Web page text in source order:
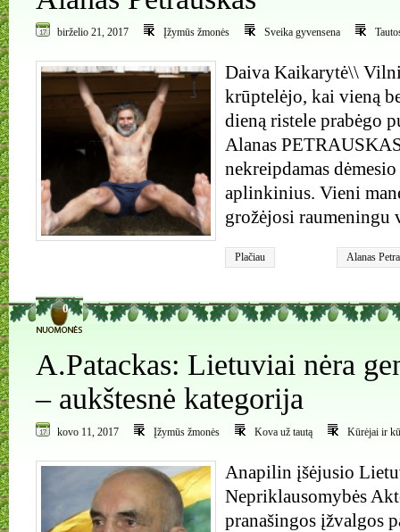
birželio 21, 2017 Įžymūs žmonės Sveika gyvensena
Daiva Kaikarytė\\
krūptelėjo, kai vieną
dieną ristele prabėgo
Alanas
nekreipdamas
aplinkinius. Vieni
grožėjosi raumeningu
Plačiau
Alanas
0
A.Patackas: Lietuviai nėra
– aukštesnė kategorija
kovo 11, 2017 Įžymūs žmonės Kova už tautą Kūrėjai ir
Anapilin įšėjusio
Nepriklausomybės
pranašingos įžvalgos